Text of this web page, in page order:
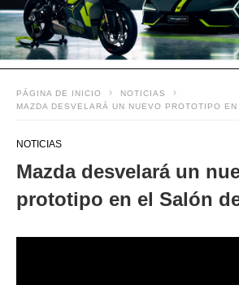
PÁGINA DE INICIO
NOTICIAS
MAZDA DESVELARÁ UN NUEVO PROTOTIPO
NOTICIAS
Mazda desvelará un
prototipo en el Salón